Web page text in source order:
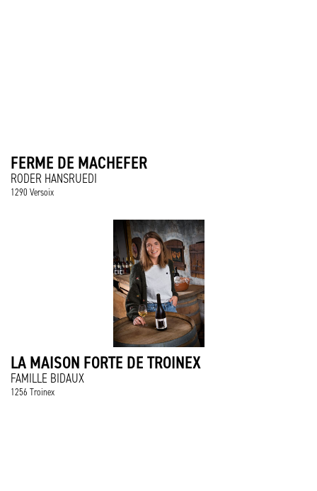
FERME DE MACHEFER
RODER HANSRUEDI
1290 Versoix
LA MAISON FORTE DE TROINEX
FAMILLE BIDAUX
1256 Troinex